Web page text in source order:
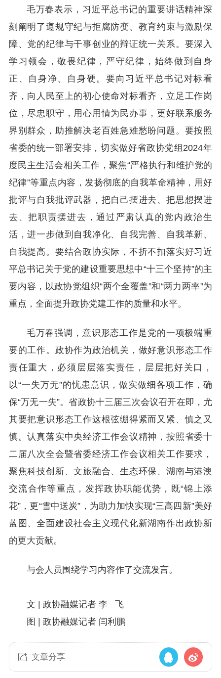
毛万春表示，习近平总书记的重要讲话精神深
刻阐明了遵规守纪与拒腐防变、教育约束与激励保
障、党的纪律与干事创业的辩证统一关系。要深入
学习领会，敬畏纪律，严守纪律，始终做到自身
正、自身净、自身硬。要向习近平总书记对标看
齐，向人民至上的初心使命对标看齐，立足工作岗
位，尽忠职守，用心用情为民办事，更好联系服务
界别群众，助推解决老百姓急难愁盼问题。要按照
省委的统一部署安排，切实做好省政协党组2024年
度民主生活会相关工作，聚焦“严格执行和维护党的
纪律”等重点内容，发扬彻底的自我革命精神，用好
批评与自我批评武器，把自己摆进去、把思想摆进
去、把职责摆进去，通过严肃认真的党内政治生
活，进一步做到自我净化、自我完善、自我革新、
自我提高。要结合政协实际，不折不扣落实好习近
平总书记关于党的建设重要思想中“十三个坚持”的主
要内容，以政协党组织“两个全覆盖”和“两力两率”为
重点，全面提升政协党建工作的质量和水平。
毛万春强调，意识形态工作是党的一项极端重
要的工作。政协作为政治机关，做好意识形态工作
责任重大，必须层层落实责任，层层把好关口，
以“一失万无”的忧患意识，做实做细各项工作，确
保“万无一失”。省政协十三届三次会议召开在即，尤
其要把意识形态工作这根弦绷得紧而又紧、慎之又
慎。认真落实中央经济工作会议精神，按照省委十
二届八次全会暨省委经济工作会议相关工作要求，
聚焦科技创新、文旅融合、生态环保、湖南与港澳
交流合作等重点，发挥政协职能优势，既“锦上添
花”，更“雪中送炭”，为助力加快实现“三高四新”美好
蓝图、全面建设社会主义现代化新湖南作出政协新
的更大贡献。
与会人员围绕学习内容作了交流发言。
文 | 政协融媒记者 李 飞
图 | 政协融媒记者 闫利鹏
文章分享